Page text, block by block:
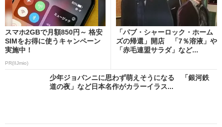
スマホ2GBで月額850円～ 格安
SIMをお得に使うキャンペーン
実施中！
PR(IIJmio)
「パブ・シャーロック・ホーム
ズの帰還」開店 「7％溶液」や
「赤毛連盟サラダ」など...
少年ジョバンニに思わず萌えそうになる 「銀河鉄
道の夜」など日本名作がカラーイラス...